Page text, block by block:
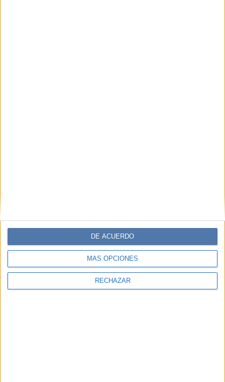
MÁS OPCIONES
RECHAZAR
DE ACUERDO